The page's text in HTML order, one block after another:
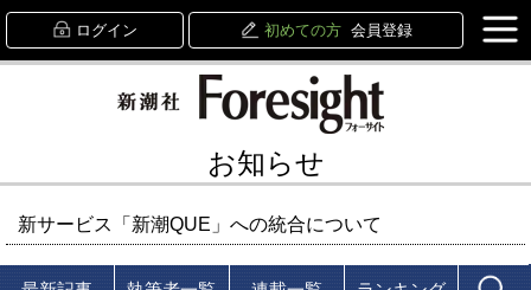
ログイン 初めての方 会員登録
お知らせ
新サービス「新潮QUE」への統合について